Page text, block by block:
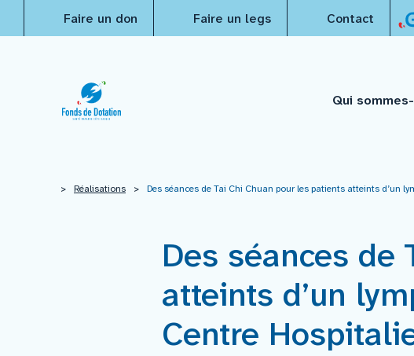
Faire un don Faire un legs Contact
Qui
Qui sommes-nous ?
> Réalisations > Des séances de Tai Chi Chuan pour les patients atteints d’un
Des séances de
atteints d’un
Centre